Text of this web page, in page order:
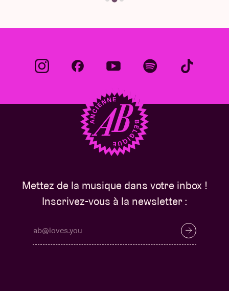
Mettez de la musique dans votre inbox !
Inscrivez-vous à la newsletter :